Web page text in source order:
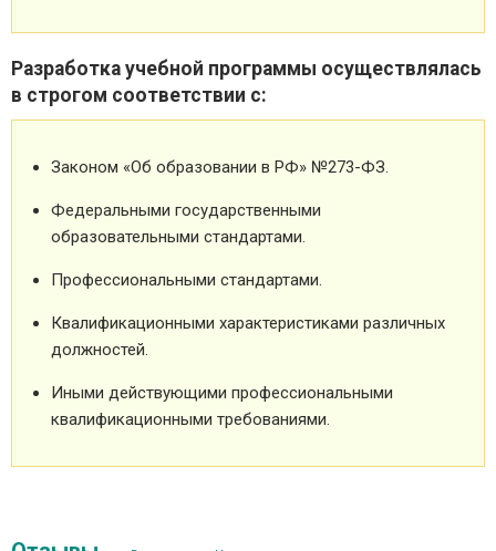
Разработка учебной программы осуществлялась
в строгом соответствии с:
Законом «Об образовании в РФ» №273-ФЗ.
Федеральными государственными
образовательными стандартами.
Профессиональными стандартами.
Квалификационными характеристиками различных
должностей.
Иными действующими профессиональными
квалификационными требованиями.